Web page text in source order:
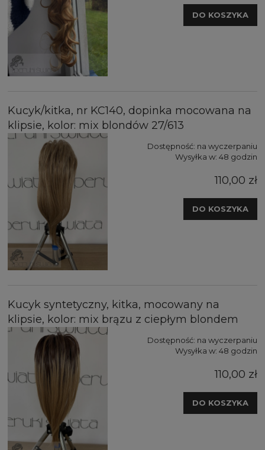
DO KOSZYKA
Kucyk/kitka, nr KC140, dopinka mocowana na
klipsie, kolor: mix blondów 27/613
Dostępność: na wyczerpaniu
Wysyłka w: 48 godzin
110,00 zł
DO KOSZYKA
Kucyk syntetyczny, kitka, mocowany na
klipsie, kolor: mix brązu z ciepłym blondem
Dostępność: na wyczerpaniu
Wysyłka w: 48 godzin
110,00 zł
DO KOSZYKA